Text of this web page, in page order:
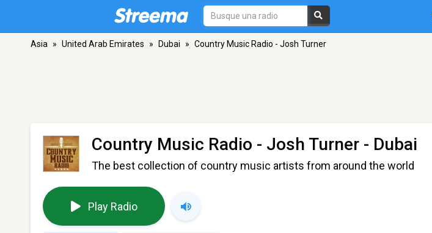
Asia » United Arab Emirates » Dubai » Country Music Radio - Josh Turner
Country Music Radio - Josh Turner - Dubai
The best collection of country music artists from around the world
Play Radio